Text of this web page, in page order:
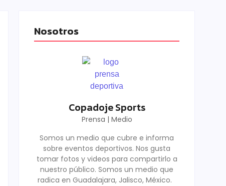
Nosotros
Copadoje Sports
Prensa | Medio
Somos un medio que cubre e informa
sobre eventos deportivos. Nos gusta
tomar fotos y videos para compartirlo a
nuestro público. Somos un medio que
radica en Guadalajara, Jalisco, México.